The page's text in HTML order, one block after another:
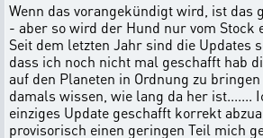
Wenn das vorangekündigt wird, ist das
- aber so wird der Hund nur vom Stock
Seit dem letzten Jahr sind die Updates
dass ich noch nicht mal geschafft hab
auf den Planeten in Ordnung zu
damals wissen, wie lang da her ist.......
einziges Update geschafft korrekt
provisorisch einen geringen Teil mich